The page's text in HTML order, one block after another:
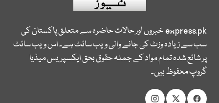
express.pkخبروں اور حالات حاضرہ سے متعلق پاکستان کی
سب سے زیادہ وزٹ کی جانے والی ویب سائٹ ہے۔ اس ویب سائٹ
پر شائع شدہ تمام مواد کے جملہ حقوق بحق ایکسپریس میڈیا
گروپ محفوظ ہیں۔